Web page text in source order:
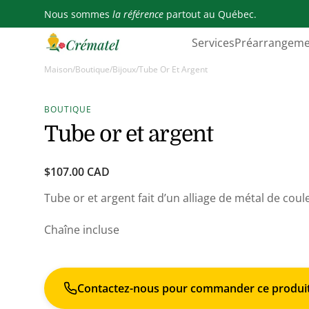
Nous sommes la référence partout au Québec.
Services
À propos
Avis de décès
décès
Maison/Boutique/Bijoux/Tube Or Et Argent
BOUTIQUE
Tube or et argent
Prix
$107.00 CAD
Tube or et argent fait d’un alliage de métal de
Chaîne incluse
Contactez-nous pour commander ce